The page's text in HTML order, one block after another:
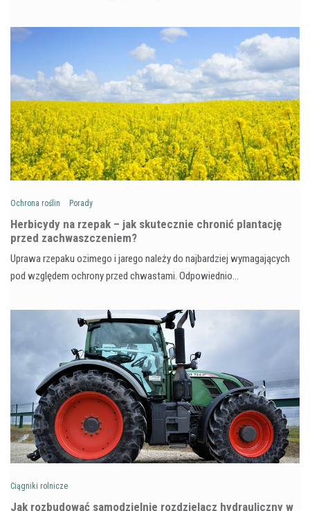
Ochrona roślin Porady
Herbicydy na rzepak – jak skutecznie chronić plantację
przed zachwaszczeniem?
Uprawa rzepaku ozimego i jarego należy do najbardziej wymagających
pod względem ochrony przed chwastami. Odpowiednio…
Ciągniki rolnicze
Jak rozbudować samodzielnie rozdzielacz hydrauliczny w